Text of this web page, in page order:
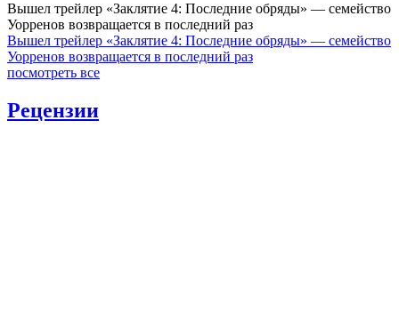
Вышел трейлер «Заклятие 4: Последние обряды» — семейство
Уорренов возвращается в последний раз
Вышел трейлер «Заклятие 4: Последние обряды» — семейство
Уорренов возвращается в последний раз
посмотреть все
Рецензии